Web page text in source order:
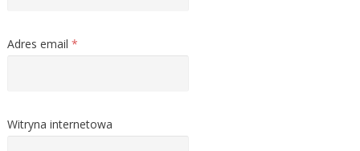
Adres email *
Witryna internetowa